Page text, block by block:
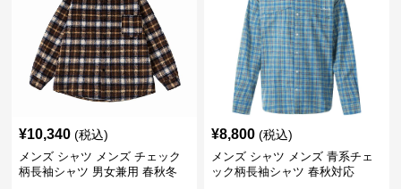
¥10,340 (税込)
メンズ シャツ メンズ チェック
柄長袖シャツ 男女兼用 春秋冬
¥8,800 (税込)
メンズ シャツ メンズ 青系チェ
ック柄長袖シャツ 春秋対応